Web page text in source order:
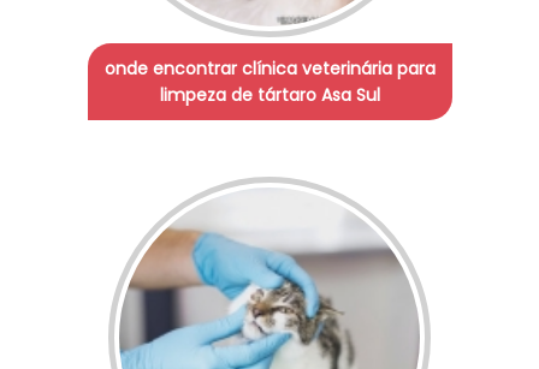
onde encontrar clínica veterinária para
limpeza de tártaro Asa Sul